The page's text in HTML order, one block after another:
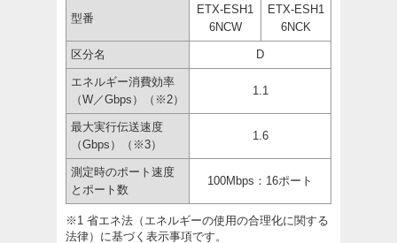
型番
ETX-ESH1
6NCW
ETX-ESH1
6NCK
区分名 D
エネルギー消費効率
（W／Gbps）（※2）
1.1
最大実行伝送速度
（Gbps）（※3）
1.6
測定時のポート速度
とポート数
100Mbps：16ポート
※1 省エネ法（エネルギーの使用の合理化に関する
法律）に基づく表示事項です。